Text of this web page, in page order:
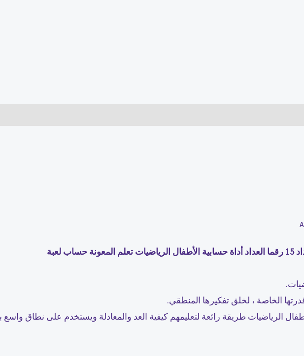
لعبة
الخاصة ، لخلق تفكيرها المنطقي.
الرياضيات طريقة رائعة لتعليمهم كيفية العد والمعادلة ويستخدم على نطاق واسع